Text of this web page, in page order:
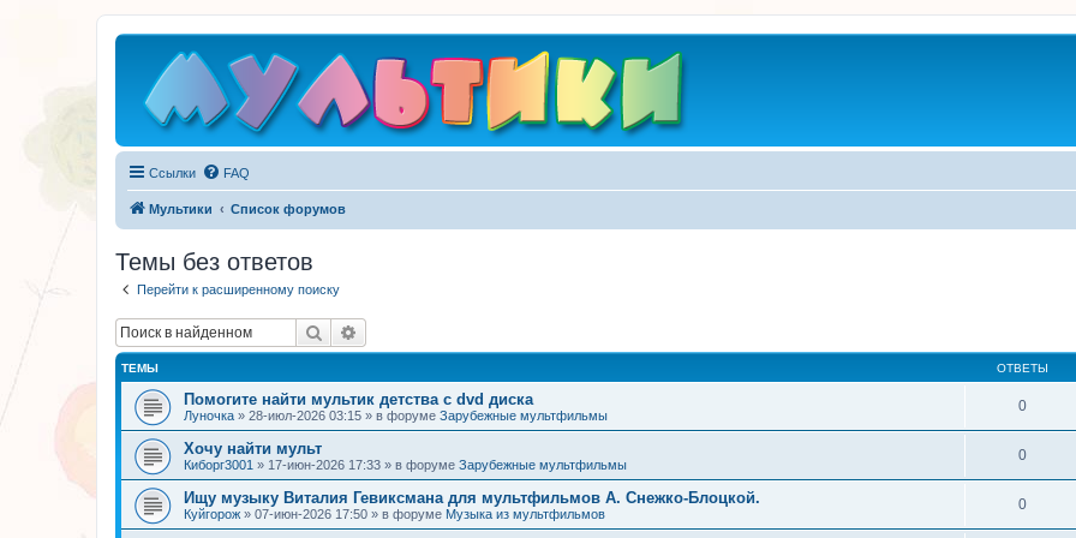
Ссылки FAQ
Мультики Список форумов
Темы без ответов
Перейти к расширенному поиску
Поиск
ТЕМЫ ОТВЕТЫ
Помогите найти мультик детства с dvd диска
Луночка » 28-июл-2026 03:15 » в форуме Зарубежные мультфильмы
0
Хочу найти мульт
Киборг3001 » 17-июн-2026 17:33 » в форуме Зарубежные мультфильмы
0
Ищу музыку Виталия Гевиксмана для мультфильмов А. Снежко-Блоцкой.
Куйгорож » 07-июн-2026 17:50 » в форуме Музыка из мультфильмов
0